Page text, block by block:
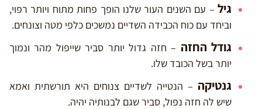
גיל – עם השנים העור שלנו הופך פחות מתוח ויותר רפוי,
וביחד עם כוח הכבידה השדיים נמשכים כלפי מטה וצונחים.
גודל החזה – חזה גדול יותר סביר שייפול מהר ונמוך
יותר בשל הכובד שלו.
גנטיקה – הנטייה לשדיים צנוחים היא תורשתית ואמא
שיש לה חזה נפול, סביר שגם לבנותיה יהיה.